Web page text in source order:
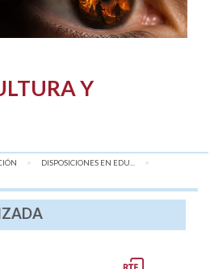
Y
DISPOSICIONES EN EDU...